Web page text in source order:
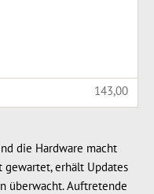
143,00
die Hardware macht
gewartet, erhält Updates
überwacht. Auftretende